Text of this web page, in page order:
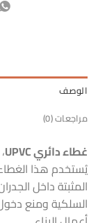
الوصف
مراجعات (0)
غطاء دائري UPVC
يُستخدم هذا الغطاء
المثبتة داخل
السلكية ومنع دخول